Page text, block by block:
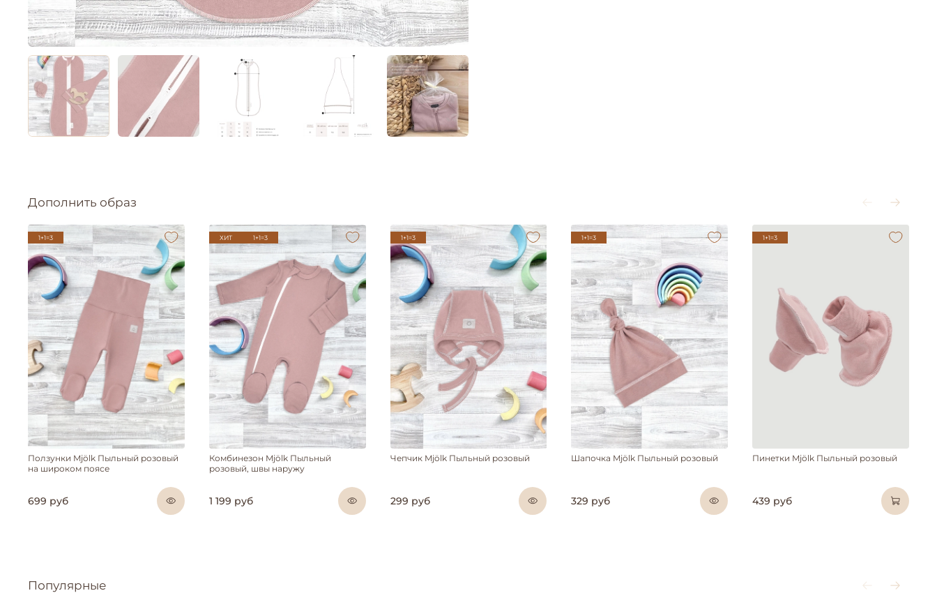
Дополнить образ
1+1=3
Ползунки Mjölk Пыльный розовый
на широком поясе
699 руб
ХИТ 1+1=3
Комбинезон Mjölk Пыльный
розовый, швы наружу
1 199 руб
1+1=3
Чепчик Mjölk Пыльный розовый
299 руб
1+1=3
Шапочка Mjölk Пыльный розовый
329 руб
1+1=3
Пинетки Mjölk Пыльный розовый
439 руб
Популярные